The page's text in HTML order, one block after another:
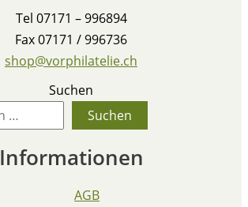
Tel 07171 – 996894
Fax 07171 / 996736
shop@vorphilatelie.ch
Suchen
Suchen
Informationen
AGB